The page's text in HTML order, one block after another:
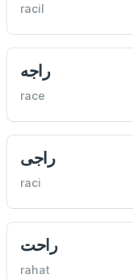
racil
راجه
race
راجی
raci
راحت
rahat